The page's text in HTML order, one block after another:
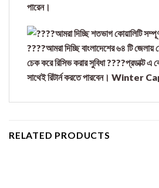
পারেন।
RELATED PRODUCTS